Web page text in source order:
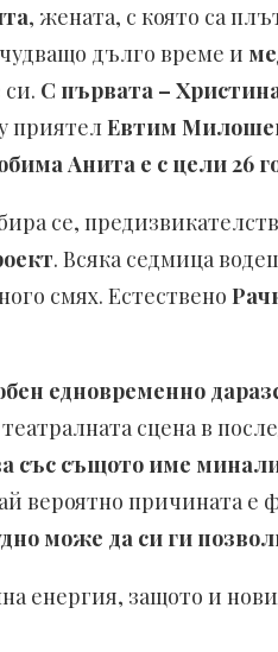
, жената, с която са
дълго време и
С първата –
приятелЕвтим
Анита е с цели 26
се,
. Всяка седмица
смях. Естествено
едновременно
сцена в
със същото име
вероятно причината е
може да си ги
енергия, защото и